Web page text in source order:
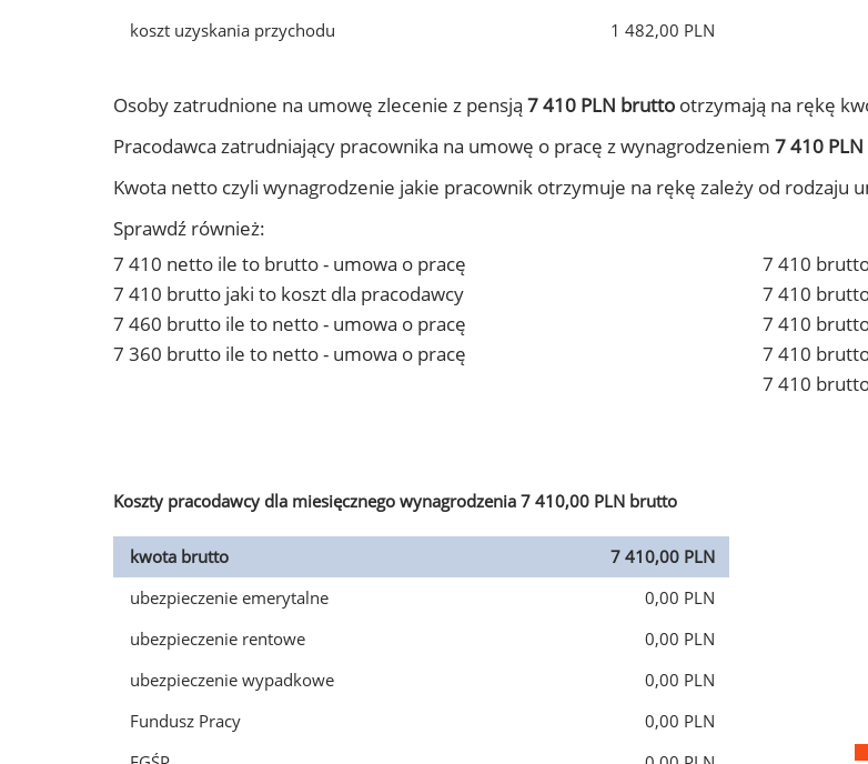
koszt uzyskania przychodu
1 482,00 PLN
Osoby zatrudnione na umowę zlecenie z pensją 7 410 PLN brutto otrzymają na rękę
Pracodawca zatrudniający pracownika na umowę o pracę z wynagrodzeniem 7 410
Kwota netto czyli wynagrodzenie jakie pracownik otrzymuje na rękę zależy od rodzaju
Sprawdź również:
7 410 netto ile to brutto - umowa o pracę
7 410 brutto jaki to koszt dla pracodawcy
7 460 brutto ile to netto - umowa o pracę
7 360 brutto ile to netto - umowa o pracę
7 410
7 410
7 410
7 410
7 410
Koszty pracodawcy dla miesięcznego wynagrodzenia 7 410,00 PLN brutto
kwota brutto
7 410,00 PLN
ubezpieczenie emerytalne
0,00 PLN
ubezpieczenie rentowe
0,00 PLN
ubezpieczenie wypadkowe
0,00 PLN
Fundusz Pracy
0,00 PLN